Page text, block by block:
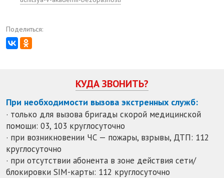
Поделиться:
КУДА ЗВОНИТЬ?
При необходимости вызова экстренных служб:
· только для вызова бригады скорой медицинской
помощи: 03, 103 круглосуточно
· при возникновении ЧС — пожары, взрывы, ДТП: 112
круглосуточно
· при отсутствии абонента в зоне действия сети/
блокировки SIM-карты: 112 круглосуточно